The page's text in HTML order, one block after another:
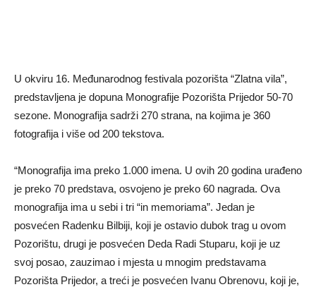
U okviru 16. Međunarodnog festivala pozorišta “Zlatna vila”,
predstavljena je dopuna Monografije Pozorišta Prijedor 50-70
sezone. Monografija sadrži 270 strana, na kojima je 360
fotografija i više od 200 tekstova.
“Monografija ima preko 1.000 imena. U ovih 20 godina urađeno
je preko 70 predstava, osvojeno je preko 60 nagrada. Ova
monografija ima u sebi i tri “in memoriama”. Jedan je
posvećen Radenku Bilbiji, koji je ostavio dubok trag u ovom
Pozorištu, drugi je posvećen Deda Radi Stuparu, koji je uz
svoj posao, zauzimao i mjesta u mnogim predstavama
Pozorišta Prijedor, a treći je posvećen Ivanu Obrenovu, koji je,